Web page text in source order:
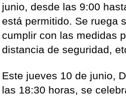
junio, desde las 9:00
está permitido. Se ruega
cumplir con las medidas
distancia de seguridad,
Este jueves 10 de junio,
las 18:30 horas, se